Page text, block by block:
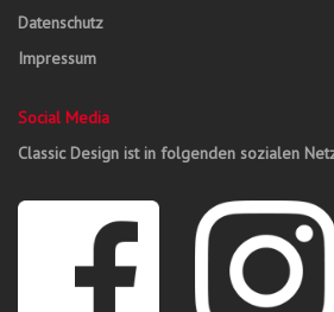
Datenschutz
Impressum
Social Media
Classic Design ist in folgenden sozialen